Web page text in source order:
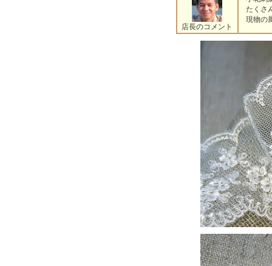
店長のコメント
たくさ
現物の